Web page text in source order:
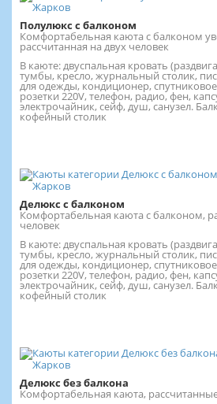
Полулюкс с балконом
Комфортабельная каюта с балконом
рассчитанная на двух человек
В каюте: двуспальная кровать
тумбы, кресло, журнальный столик,
для одежды, кондиционер,
розетки 220V, телефон, радио, фен,
электрочайник, сейф, душ, санузел.
кофейный столик
Делюкс с балконом
Комфортабельная каюта с балконом,
человек
В каюте: двуспальная кровать
тумбы, кресло, журнальный столик,
для одежды, кондиционер,
розетки 220V, телефон, радио, фен,
электрочайник, сейф, душ, санузел.
кофейный столик
Делюкс без балкона
Комфортабельная каюта,